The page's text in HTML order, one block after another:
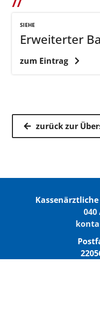
SIEHE
Erweiterter
zum Eintrag
zurück zur
040